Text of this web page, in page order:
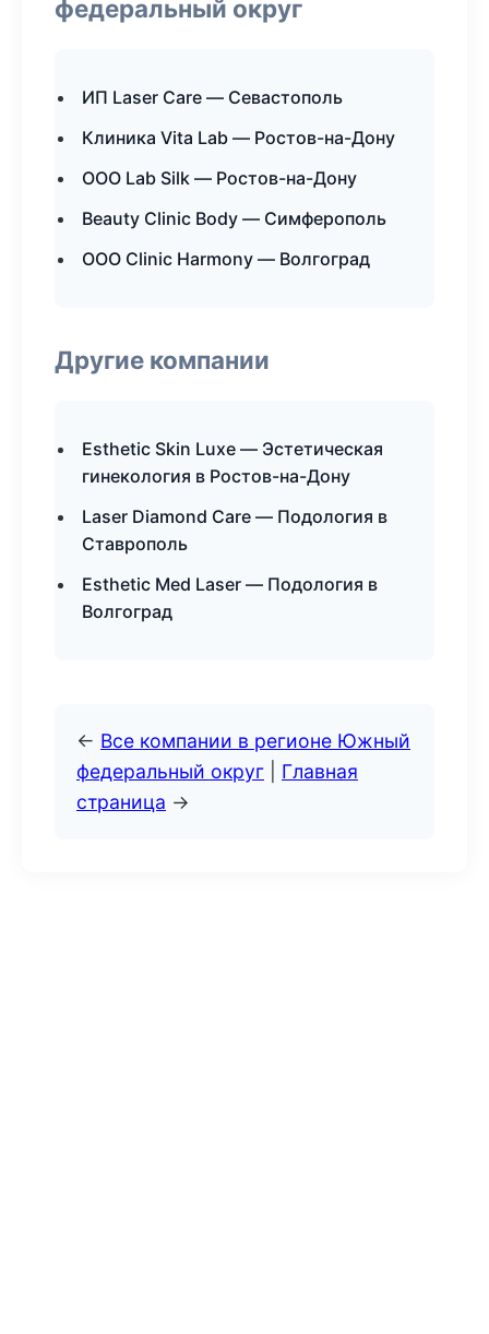
федеральный округ
ИП Laser Care — Севастополь
Клиника Vita Lab — Ростов-на-Дону
ООО Lab Silk — Ростов-на-Дону
Beauty Clinic Body — Симферополь
ООО Clinic Harmony — Волгоград
Другие компании
Esthetic Skin Luxe — Эстетическая
гинекология в Ростов-на-Дону
Laser Diamond Care — Подология в
Ставрополь
Esthetic Med Laser — Подология в
Волгоград
← Все компании в регионе Южный
федеральный округ
Главная
страница →